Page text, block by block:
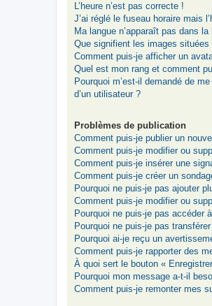
L’heure n’est pas correcte !
J’ai réglé le fuseau horaire mais
Ma langue n’apparaît pas dans la
Que signifient les images
Comment puis-je afficher un
Quel est mon rang et comment
Pourquoi m’est-il demandé de
d’un utilisateur ?
Problèmes de publication
Comment puis-je publier un
Comment puis-je modifier ou
Comment puis-je insérer une
Comment puis-je créer un
Pourquoi ne puis-je pas ajouter
Comment puis-je modifier ou
Pourquoi ne puis-je pas accéder
Pourquoi ne puis-je pas
Pourquoi ai-je reçu un
Comment puis-je rapporter des
À quoi sert le bouton «
Pourquoi mon message a-t-il
Comment puis-je remonter mes